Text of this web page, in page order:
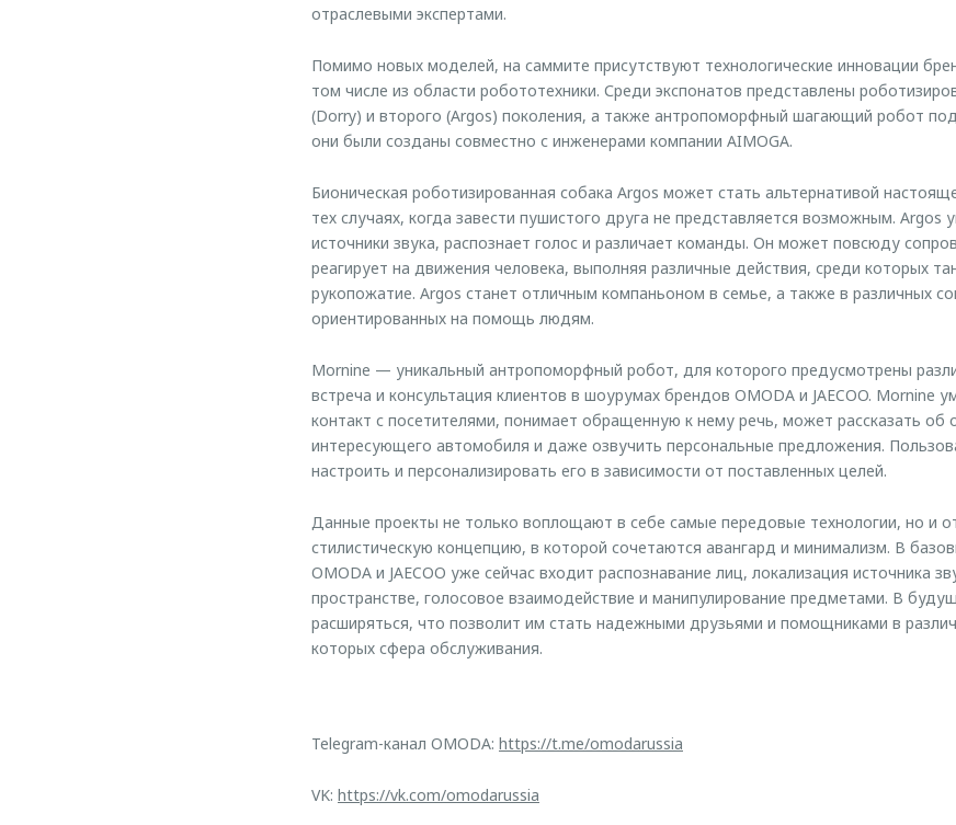
отраслевыми экспертами.
Помимо новых моделей, на саммите присутствуют технологические инновации
том числе из области робототехники. Среди экспонатов представлены
(Dorry) и второго (Argos) поколения, а также антропоморфный шагающий робот
они были созданы совместно с инженерами компании AIMOGA.
Бионическая роботизированная собака Argos может стать альтернативой
тех случаях, когда завести пушистого друга не представляется возможным. Argos
источники звука, распознает голос и различает команды. Он может повсюду
реагирует на движения человека, выполняя различные действия, среди которых
рукопожатие. Argos станет отличным компаньоном в семье, а также в различных
ориентированных на помощь людям.
Mornine — уникальный антропоморфный робот, для которого предусмотрены
встреча и консультация клиентов в шоурумах брендов OMODA и JAECOO. Mornine
контакт с посетителями, понимает обращенную к нему речь, может рассказать об
интересующего автомобиля и даже озвучить персональные предложения.
настроить и персонализировать его в зависимости от поставленных целей.
Данные проекты не только воплощают в себе самые передовые технологии, но и
стилистическую концепцию, в которой сочетаются авангард и минимализм. В
OMODA и JAECOO уже сейчас входит распознавание лиц, локализация источника
пространстве, голосовое взаимодействие и манипулирование предметами. В
расширяться, что позволит им стать надежными друзьями и помощниками в
которых сфера обслуживания.
Telegram-канал OMODA: https://t.me/omodarussia
VK: https://vk.com/omodarussia